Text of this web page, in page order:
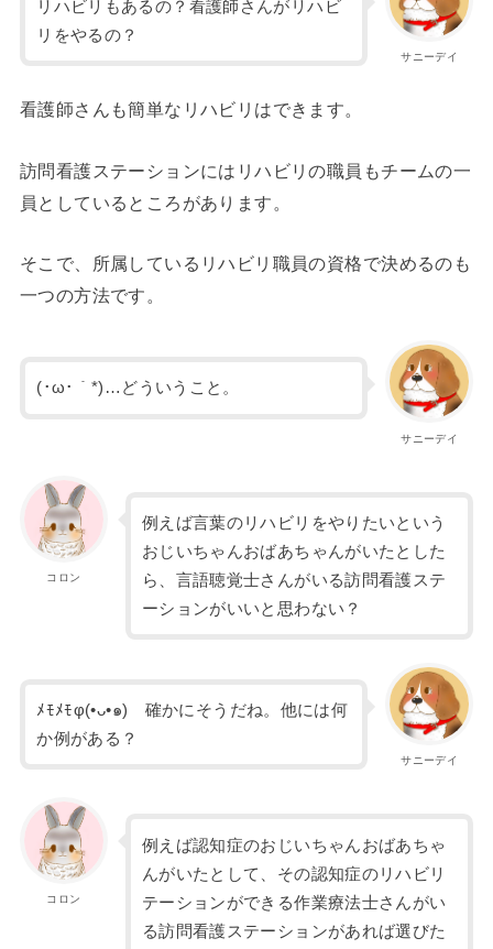
サニーデイ
リハビリもあるの？看護師さんがリハビ
リをやるの？
看護師さんも簡単なリハビリはできます。
訪問看護ステーションにはリハビリの職員もチームの一
員としているところがあります。
そこで、所属しているリハビリ職員の資格で決めるのも
一つの方法です。
サニーデイ
(･ω･｀*)…どういうこと。
コロン
例えば言葉のリハビリをやりたいという
おじいちゃんおばあちゃんがいたとした
ら、言語聴覚士さんがいる訪問看護ステ
ーションがいいと思わない？
サニーデイ
ﾒﾓﾒﾓφ(•ᴗ•๑) 確かにそうだね。他には何
か例がある？
コロン
例えば認知症のおじいちゃんおばあちゃ
んがいたとして、その認知症のリハビリ
テーションができる作業療法士さんがい
る訪問看護ステーションがあれば選びた